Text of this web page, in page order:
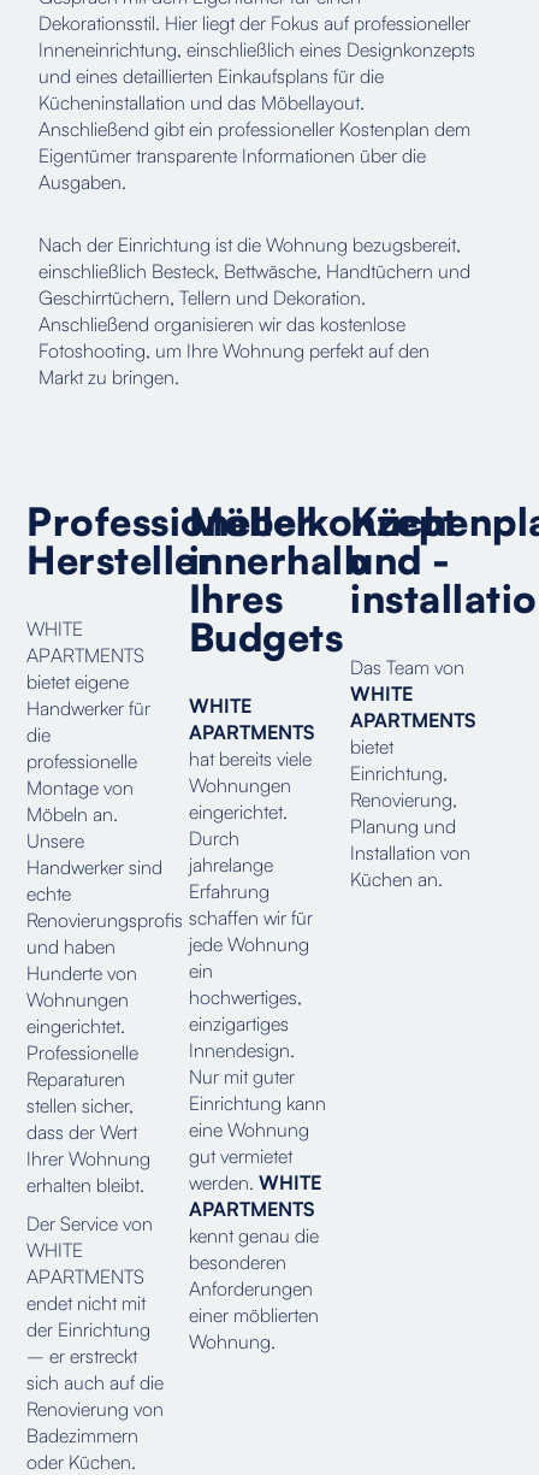
Dekorationsstil. Hier liegt der Fokus auf professioneller
Inneneinrichtung, einschließlich eines Designkonzepts
und eines detaillierten Einkaufsplans für die
Kücheninstallation und das Möbellayout.
Anschließend gibt ein professioneller Kostenplan dem
Eigentümer transparente Informationen über die
Ausgaben.
Nach der Einrichtung ist die Wohnung bezugsbereit,
einschließlich Besteck, Bettwäsche, Handtüchern und
Geschirrtüchern, Tellern und Dekoration.
Anschließend organisieren wir das kostenlose
Fotoshooting, um Ihre Wohnung perfekt auf den
Markt zu bringen.
Professioneller
Hersteller
WHITE
APARTMENTS
bietet eigene
Handwerker für
die
professionelle
Montage von
Möbeln an.
Unsere
Handwerker sind
echte
Renovierungsprofis
und haben
Hunderte von
Wohnungen
eingerichtet.
Professionelle
Reparaturen
stellen sicher,
dass der Wert
Ihrer Wohnung
erhalten bleibt.
Der Service von
WHITE
APARTMENTS
endet nicht mit
der Einrichtung
– er erstreckt
sich auch auf die
Renovierung von
Badezimmern
oder Küchen.
Möbelkonzept
innerhalb
Ihres
Budgets
WHITE
APARTMENTS
hat bereits viele
Wohnungen
eingerichtet.
Durch
jahrelange
Erfahrung
schaffen wir für
jede Wohnung
ein
hochwertiges,
einzigartiges
Innendesign.
Nur mit guter
Einrichtung kann
eine Wohnung
gut vermietet
werden. WHITE
APARTMENTS
kennt genau die
besonderen
Anforderungen
einer möblierten
Wohnung.
und -
Das Team von
WHITE
APARTMENTS
bietet
Einrichtung,
Renovierung,
Planung und
Installation von
Küchen an.